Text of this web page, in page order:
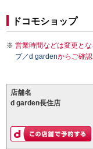
ドコモショップ
営業時間などは変更と
プ／d gardenからご確認
店舗名
d garden長住店